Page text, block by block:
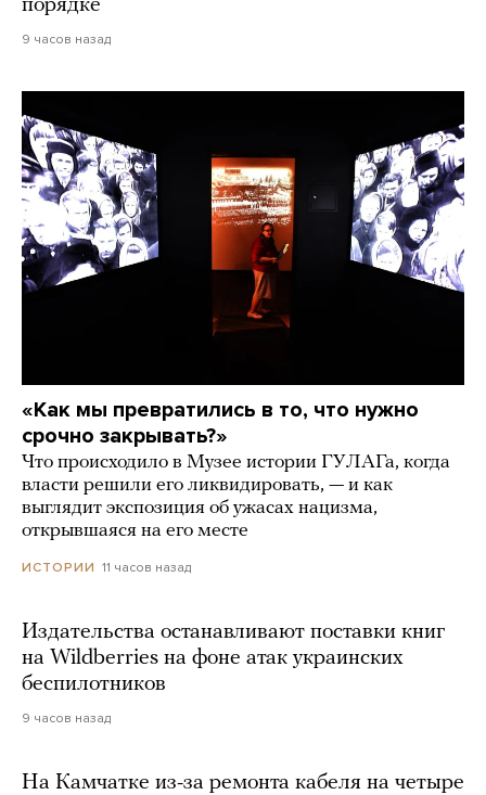
порядке
9 часов назад
«Как мы превратились в то, что нужно
срочно закрывать?»
Что происходило в Музее истории ГУЛАГа, когда
власти решили его ликвидировать, — и как
выглядит экспозиция об ужасах нацизма,
открывшаяся на его месте
ИСТОРИИ 11 часов назад
Издательства останавливают поставки книг
на Wildberries на фоне атак украинских
беспилотников
9 часов назад
На Камчатке из-за ремонта кабеля на четыре